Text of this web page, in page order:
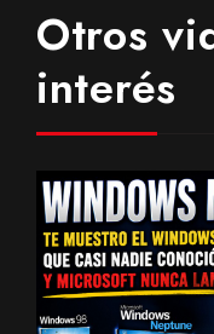
Otros
interés